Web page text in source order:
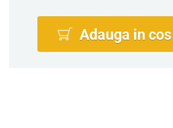
Adauga in cos